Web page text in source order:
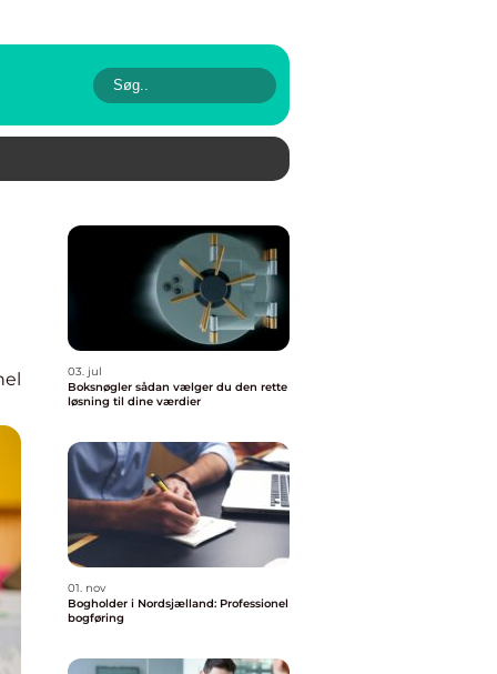
03. jul
Boksnøgler sådan vælger du den rette
løsning til dine værdier
01. nov
Bogholder i Nordsjælland: Professionel
bogføring